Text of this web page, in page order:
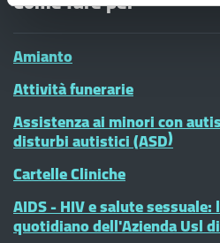
Amianto
Attività funerarie
Assistenza ai minori con
disturbi autistici (ASD)
Cartelle Cliniche
AIDS - HIV e salute sessuale:
quotidiano dell'Azienda Usl